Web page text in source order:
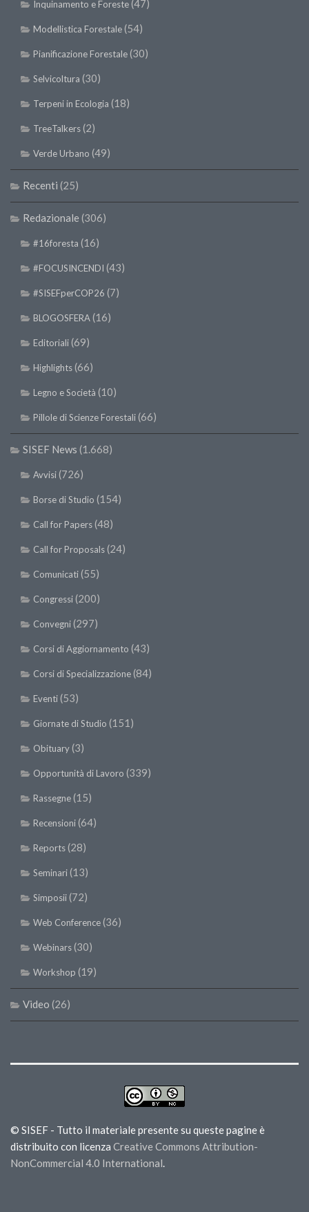
Inquinamento e Foreste(47)
Modellistica Forestale(54)
Pianificazione Forestale(30)
Selvicoltura (30)
Terpeni in Ecologia (18)
TreeTalkers(2)
Verde Urbano (49)
Recenti (25)
Redazionale (306)
#16foresta (16)
#FOCUSINCENDI (43)
#SISEFperCOP26 (7)
BLOGOSFERA(16)
Editoriali(69)
Highlights(66)
Legno e Società (10)
Pillole di Scienze Forestali(66)
SISEF News (1.668)
Avvisi(726)
Borse di Studio (154)
Call for Papers(48)
Call for Proposals(24)
Comunicati(55)
Congressi(200)
Convegni(297)
Corsi di Aggiornamento (43)
Corsi di Specializzazione(84)
Eventi(53)
Giornate di Studio (151)
Obituary(3)
Opportunità di Lavoro (339)
Rassegne(15)
Recensioni(64)
Reports(28)
Seminari(13)
Simposii(72)
Web Conference(36)
Webinars(30)
Workshop (19)
Video (26)
© SISEF - Tutto il materiale presente su queste pagine è
distribuito con licenza Creative Commons Attribution-
NonCommercial 4.0 International.